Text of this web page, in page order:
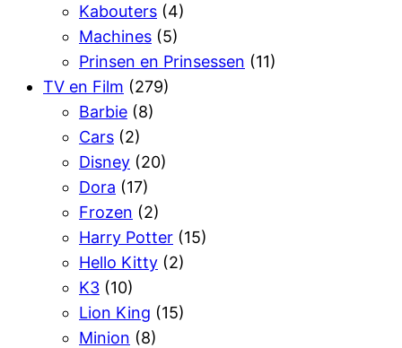
Kabouters (4)
Machines (5)
Prinsen en Prinsessen (11)
TV en Film (279)
Barbie (8)
Cars (2)
Disney (20)
Dora (17)
Frozen (2)
Harry Potter (15)
Hello Kitty (2)
K3 (10)
Lion King (15)
Minion (8)